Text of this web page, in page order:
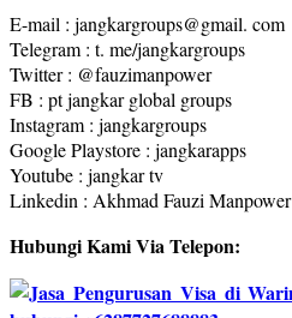
E-mail : jangkargroups@gmail. com
Telegram : t. me/jangkargroups
Twitter : @fauzimanpower
FB : pt jangkar global groups
Instagram : jangkargroups
Google Playstore : jangkarapps
Youtube : jangkar tv
Linkedin : Akhmad Fauzi Manpower
Hubungi Kami Via Telepon: